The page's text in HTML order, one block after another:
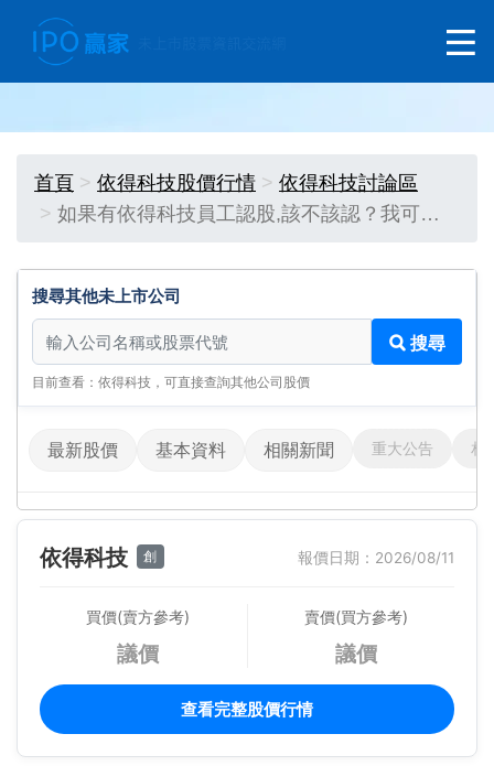
首頁 依得科技股價行情
依得科技討論區
如果有依得科技員工認股,該不該認？我可…
搜尋其他未上市公司
搜尋其他未上市公司
搜尋
目前查看：依得科技，可直接查詢其他公司股價
最新股價 基本資料 相關新聞 重大公告 相
依得科技 創 報價日期：2026/08/11
買價(賣方參考)
議價
賣價(買方參考)
議價
查看完整股價行情